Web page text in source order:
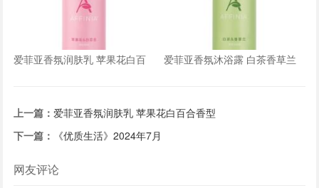
爱菲亚香氛润肤乳 苹果花白百
爱菲亚香氛沐浴露 白茶香草兰
上一篇： 爱菲亚香氛润肤乳 苹果花白百合香型
下一篇：
《优质生活》2024年7月
网友评论